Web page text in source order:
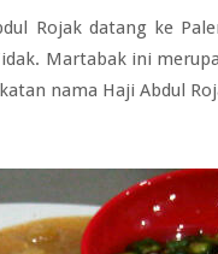
Rojak datang ke
Martabak ini
nama Haji Abdul